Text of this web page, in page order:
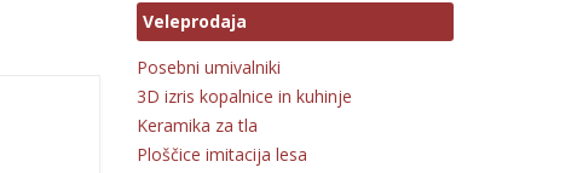
Veleprodaja
Posebni umivalniki
3D izris kopalnice in kuhinje
Keramika za tla
Ploščice imitacija lesa